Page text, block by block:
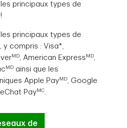
principaux types de
principaux types de
compris : Visa*,
MD, American Express MD,
MD ainsi que les
Apple PayMD, Google
PayMC.
de